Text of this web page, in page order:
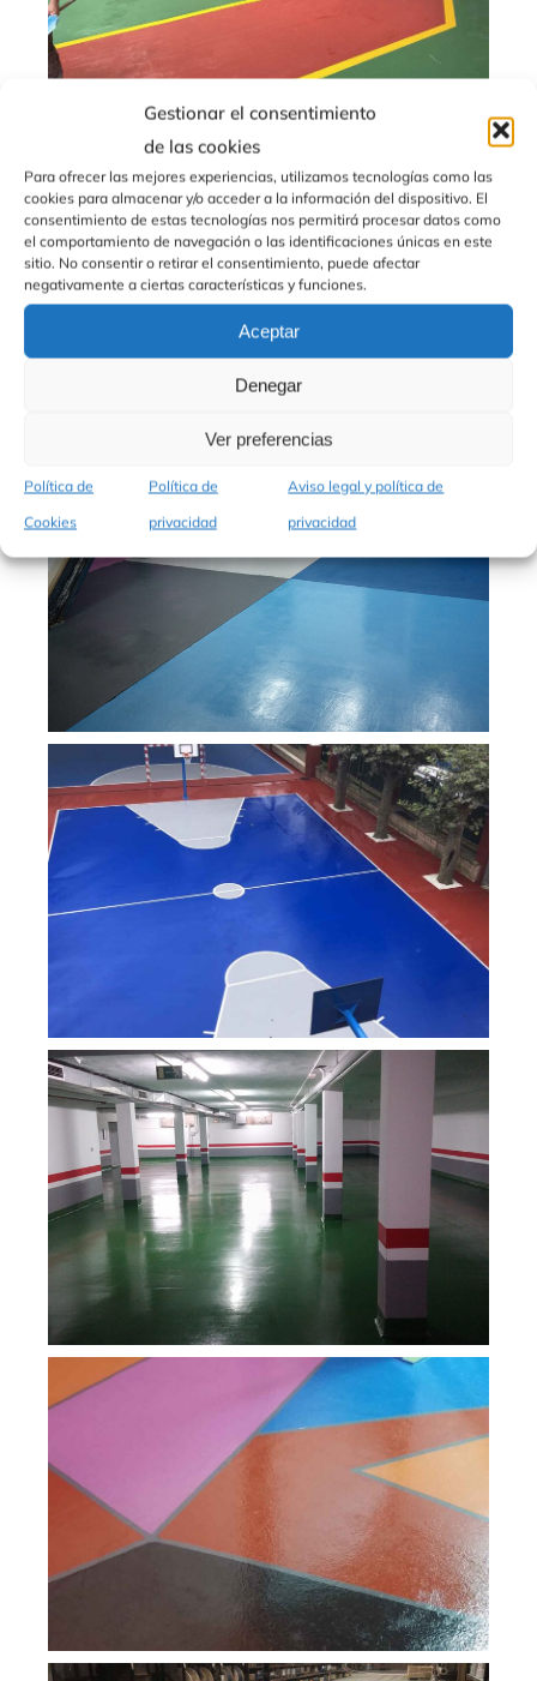
Gestionar el consentimiento
de las cookies
Para ofrecer las mejores experiencias, utilizamos tecnologías como las
cookies para almacenar y/o acceder a la información del dispositivo. El
consentimiento de estas tecnologías nos permitirá procesar datos como
el comportamiento de navegación o las identificaciones únicas en este
sitio. No consentir o retirar el consentimiento, puede afectar
negativamente a ciertas características y funciones.
Aceptar
Denegar
Ver preferencias
Política de
Cookies
Política de
privacidad
Aviso legal y política de
privacidad